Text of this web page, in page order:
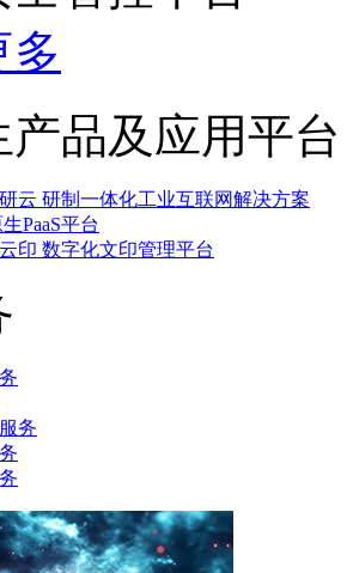
多
产品及应用平台
云 研制一体化工业互联网解决方案
PaaS平台
印 数字化文印管理平台
务